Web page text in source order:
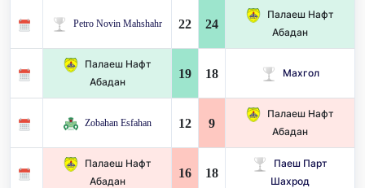
Petro Novin Mahshahr 22 24
Палаеш Нафт
Абадан
Палаеш Нафт
Абадан
19 18 Махгол
Zobahan Esfahan 12 9
Палаеш Нафт
Абадан
Палаеш Нафт
Абадан
16 18
Паеш Парт
Шахрод